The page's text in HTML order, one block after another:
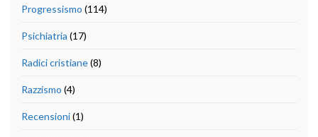
Progressismo (114)
Psichiatria (17)
Radici cristiane(8)
Razzismo (4)
Recensioni(1)